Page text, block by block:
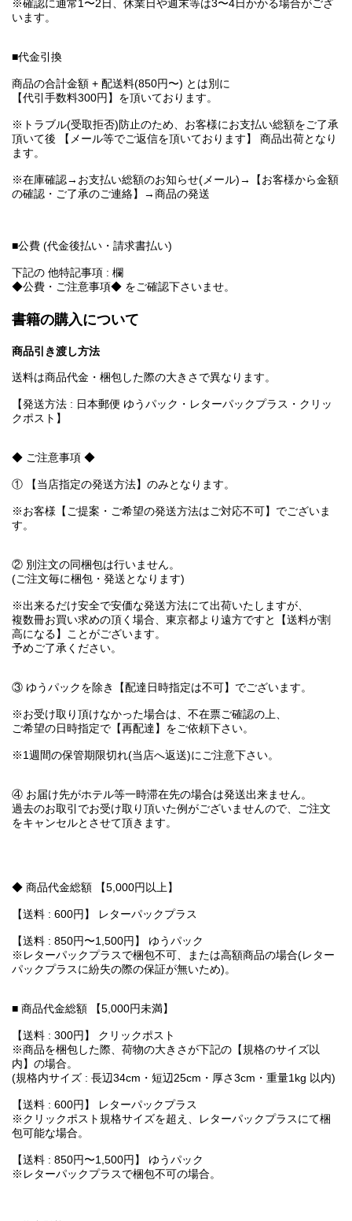
※確認に通常1〜2日、休業日や週末等は3〜4日かかる場合がござ
います。
■代金引換
商品の合計金額 + 配送料(850円〜) とは別に
【代引手数料300円】を頂いております。
※トラブル(受取拒否)防止のため、お客様にお支払い総額をご了承
頂いて後 【メール等でご返信を頂いております】 商品出荷となり
ます。
※在庫確認→お支払い総額のお知らせ(メール)→【お客様から金額
の確認・ご了承のご連絡】→商品の発送
■公費 (代金後払い・請求書払い)
下記の 他特記事項 : 欄
◆公費・ご注意事項◆ をご確認下さいませ。
書籍の購入について
商品引き渡し方法
送料は商品代金・梱包した際の大きさで異なります。
【発送方法 : 日本郵便 ゆうパック・レターパックプラス・クリッ
クポスト】
◆ ご注意事項 ◆
① 【当店指定の発送方法】のみとなります。
※お客様【ご提案・ご希望の発送方法はご対応不可】でございま
す。
② 別注文の同梱包は行いません。
(ご注文毎に梱包・発送となります)
※出来るだけ安全で安価な発送方法にて出荷いたしますが、
複数冊お買い求めの頂く場合、東京都より遠方ですと【送料が割
高になる】ことがございます。
予めご了承ください。
③ ゆうパックを除き【配達日時指定は不可】でございます。
※お受け取り頂けなかった場合は、不在票ご確認の上、
ご希望の日時指定で【再配達】をご依頼下さい。
※1週間の保管期限切れ(当店へ返送)にご注意下さい。
④ お届け先がホテル等一時滞在先の場合は発送出来ません。
過去のお取引でお受け取り頂いた例がございませんので、ご注文
をキャンセルとさせて頂きます。
◆ 商品代金総額 【5,000円以上】
【送料 : 600円】 レターパックプラス
【送料 : 850円〜1,500円】 ゆうパック
※レターパックプラスで梱包不可、または高額商品の場合(レター
パックプラスに紛失の際の保証が無いため)。
■ 商品代金総額 【5,000円未満】
【送料 : 300円】 クリックポスト
※商品を梱包した際、荷物の大きさが下記の【規格のサイズ以
内】の場合。
(規格内サイズ : 長辺34cm・短辺25cm・厚さ3cm・重量1kg 以内)
【送料 : 600円】 レターパックプラス
※クリックポスト規格サイズを超え、レターパックプラスにて梱
包可能な場合。
【送料 : 850円〜1,500円】 ゆうパック
※レターパックプラスで梱包不可の場合。